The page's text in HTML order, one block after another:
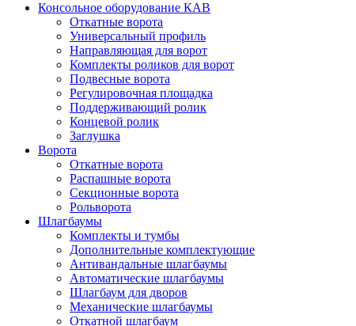
Консольное оборудование КАВ
Откатные ворота
Универсальный профиль
Направляющая для ворот
Комплекты роликов для ворот
Подвесные ворота
Регулировочная площадка
Поддерживающий ролик
Концевой ролик
Заглушка
Ворота
Откатные ворота
Распашные ворота
Секционные ворота
Рольворота
Шлагбаумы
Комплекты и тумбы
Дополнительные комплектующие
Антивандальные шлагбаумы
Автоматические шлагбаумы
Шлагбаум для дворов
Механические шлагбаумы
Откатной шлагбаум